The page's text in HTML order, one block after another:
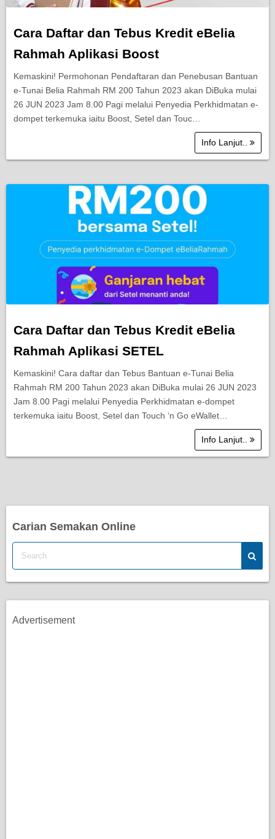
Cara Daftar dan Tebus Kredit eBelia
Rahmah Aplikasi Boost
Kemaskini! Permohonan Pendaftaran dan Penebusan Bantuan
e-Tunai Belia Rahmah RM 200 Tahun 2023 akan DiBuka mulai
26 JUN 2023 Jam 8.00 Pagi melalui Penyedia Perkhidmatan e-
dompet terkemuka iaitu Boost, Setel dan Touc…
Info Lanjut..
Cara Daftar dan Tebus Kredit eBelia
Rahmah Aplikasi SETEL
Kemaskini! Cara daftar dan Tebus Bantuan e-Tunai Belia
Rahmah RM 200 Tahun 2023 akan DiBuka mulai 26 JUN 2023
Jam 8.00 Pagi melalui Penyedia Perkhidmatan e-dompet
terkemuka iaitu Boost, Setel dan Touch ‘n Go eWallet…
Info Lanjut..
Carian Semakan Online
Advertisement